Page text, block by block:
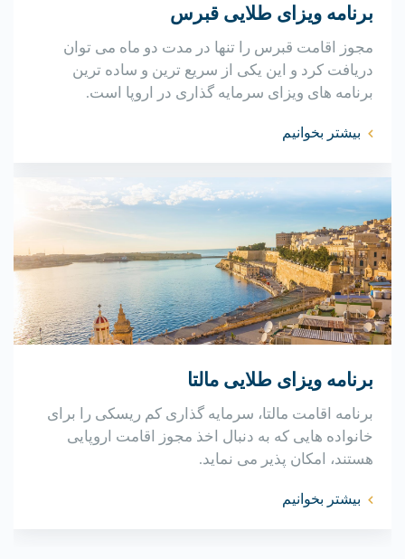
برنامه ویزای طلایی قبرس
مجوز اقامت قبرس را تنها در مدت دو ماه می توان
دریافت کرد و این یکی از سریع ترین و ساده ترین
برنامه های ویزای سرمایه گذاری در اروپا است.
بیشتر بخوانیم
برنامه ویزای طلایی مالتا
برنامه اقامت مالتا، سرمایه گذاری کم ریسکی را برای
خانواده هایی که به دنبال اخذ مجوز اقامت اروپایی
هستند، امکان پذیر می نماید.
بیشتر بخوانیم